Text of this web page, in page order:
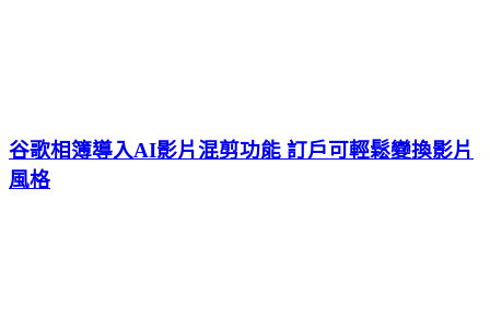
谷歌相簿導入AI影片混剪功能 訂戶可輕鬆變換影片
風格